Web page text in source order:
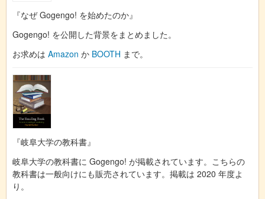
『なぜ Gogengo! を始めたのか』
Gogengo! を公開した背景をまとめました。
お求めは Amazon か BOOTH まで。
『岐阜大学の教科書』
岐阜大学の教科書に Gogengo! が掲載されています。こちらの
教科書は一般向けにも販売されています。掲載は 2020 年度よ
り。